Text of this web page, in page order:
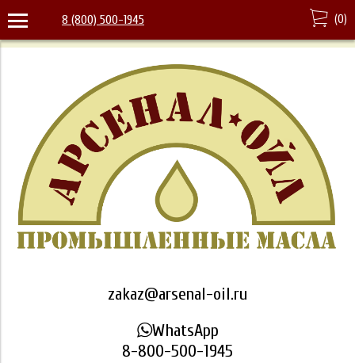
8 (800) 500-1945 (0)
zakaz@arsenal-oil.ru
WhatsApp
8-800-500-1945